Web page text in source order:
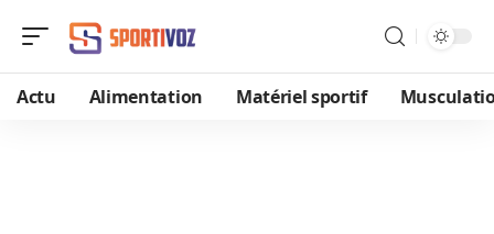
Actu Alimentation Matériel sportif